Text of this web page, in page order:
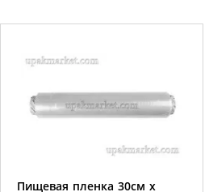
Пищевая пленка 30см х